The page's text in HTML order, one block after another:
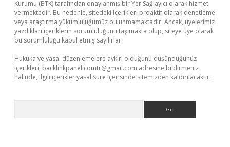
Kurumu (BTK) tarafından onaylanmış bir Yer Sağlayıcı olarak hizmet
vermektedir. Bu nedenle, sitedeki içerikleri proaktif olarak denetleme
veya araştırma yükümlülüğümüz bulunmamaktadır. Ancak, üyelerimiz
yazdıkları içeriklerin sorumluluğunu taşımakta olup, siteye üye olarak
bu sorumluluğu kabul etmiş sayılırlar.
Hukuka ve yasal düzenlemelere aykırı olduğunu düşündüğünüz
içerikleri, backlinkpanelicomtr@gmail.com adresine bildirmeniz
halinde, ilgili içerikler yasal süre içerisinde sitemizden kaldırılacaktır.